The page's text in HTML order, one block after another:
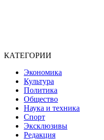
КАТЕГОРИИ
Экономика
Культура
Политика
Общество
Наука и техника
Спорт
Эксклюзивы
Редакция